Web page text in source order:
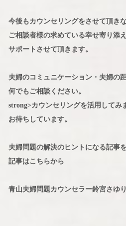
今後もカウンセリングをさせて頂き
ご相談者様の求めている幸せ寄り添
サポートさせて頂きます。
夫婦のコミュニケーション・夫婦の
何でもご相談ください。
strong>カウンセリングを活用してみ
お待ちしています。
夫婦問題の解決のヒントになる記事
記事はこちらから
青山夫婦問題カウンセラー鈴宮さゆ